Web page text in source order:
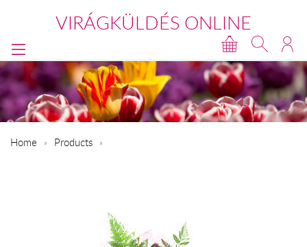
VIRÁGKÜLDÉS ONLINE
Home Products